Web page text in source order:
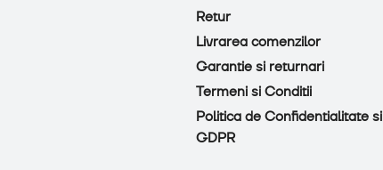
Retur
Livrarea comenzilor
Garantie si returnari
Termeni si Conditii
Politica de Confidentialitate si
GDPR